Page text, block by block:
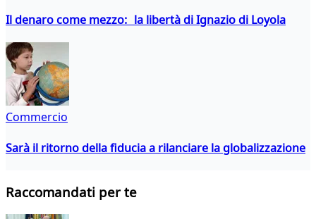
Il denaro come mezzo: la libertà di Ignazio di Loyola
Commercio
Sarà il ritorno della fiducia a rilanciare la globalizzazione
Raccomandati per te